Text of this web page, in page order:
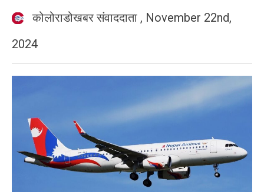
कोलोराडोखबर संवाददाता , November 22nd,
2024